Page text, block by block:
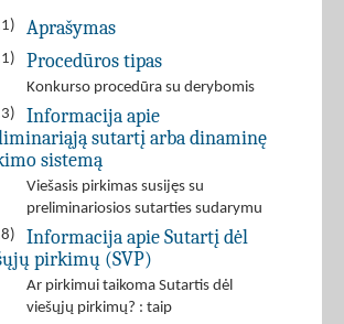
Aprašymas
Procedūros tipas
Konkurso procedūra su derybomis
Informacija apie
sutartį arba dinaminę
sistemą
Viešasis pirkimas susijęs su
preliminariosios sutarties sudarymu
Informacija apie Sutartį dėl
pirkimų (SVP)
Ar pirkimui taikoma Sutartis dėl
viešųjų pirkimų? : taip